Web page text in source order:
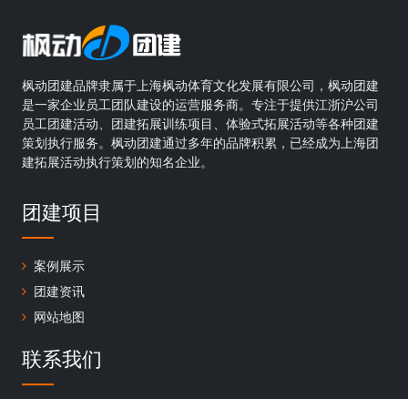
枫动团建品牌隶属于上海枫动体育文化发展有限公司，枫动团建
是一家企业员工团队建设的运营服务商。专注于提供江浙沪公司
员工团建活动、团建拓展训练项目、体验式拓展活动等各种团建
策划执行服务。枫动团建通过多年的品牌积累，已经成为上海团
建拓展活动执行策划的知名企业。
团建项目
案例展示
团建资讯
网站地图
联系我们